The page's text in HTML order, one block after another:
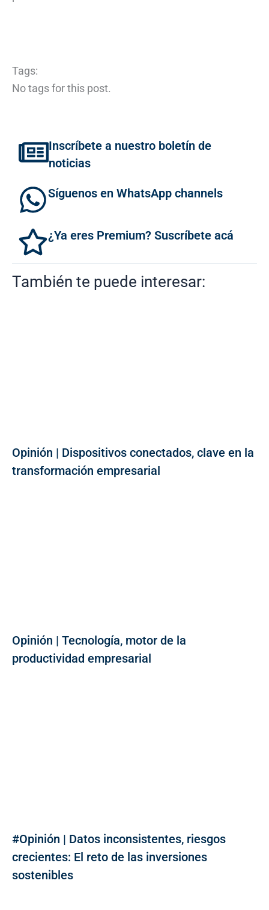
Tags:
No tags for this post.
Inscríbete a nuestro boletín de
noticias
Síguenos en WhatsApp channels
¿Ya eres Premium? Suscríbete acá
También te puede interesar:
Opinión | Dispositivos conectados, clave en la
transformación empresarial
Opinión | Tecnología, motor de la
productividad empresarial
#Opinión | Datos inconsistentes, riesgos
crecientes: El reto de las inversiones
sostenibles